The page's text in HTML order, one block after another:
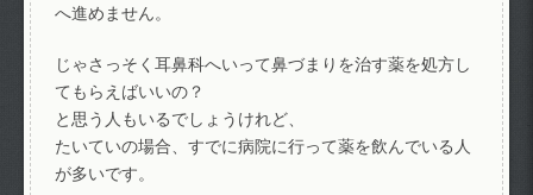
へ進めません。
じゃさっそく耳鼻科へいって鼻づまりを治す薬を処方し
てもらえばいいの？
と思う人もいるでしょうけれど、
たいていの場合、すでに病院に行って薬を飲んでいる人
が多いです。